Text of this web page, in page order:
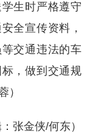
生时严格遵守
全宣传资料，
交通违法的车
，做到交通规
）
张金侠/何东）